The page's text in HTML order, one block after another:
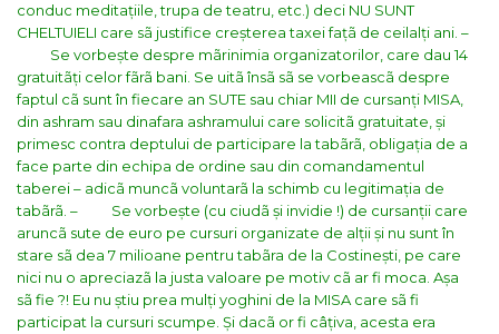
conduc meditațiile, trupa de teatru, etc.) deci NU SUNT
CHELTUIELI care sã justifice creșterea taxei fațã de ceilalți ani. –
Se vorbește despre mãrinimia organizatorilor, care dau 14
gratuitãți celor fãrã bani. Se uitã însã sã se vorbeascã despre
faptul cã sunt în fiecare an SUTE sau chiar MII de cursanți MISA,
din ashram sau dinafara ashramului care solicitã gratuitate, și
primesc contra deptului de participare la tabãrã, obligația de a
face parte din echipa de ordine sau din comandamentul
taberei – adicã muncã voluntarã la schimb cu legitimația de
tabãrã. – Se vorbește (cu ciudã și invidie !) de cursanții care
aruncã sute de euro pe cursuri organizate de alții și nu sunt în
stare sã dea 7 milioane pentru tabãra de la Costinești, pe care
nici nu o apreciazã la justa valoare pe motiv cã ar fi moca. Așa
sã fie ?! Eu nu știu prea mulți yoghini de la MISA care sã fi
participat la cursuri scumpe. Și dacã or fi câțiva, acesta era